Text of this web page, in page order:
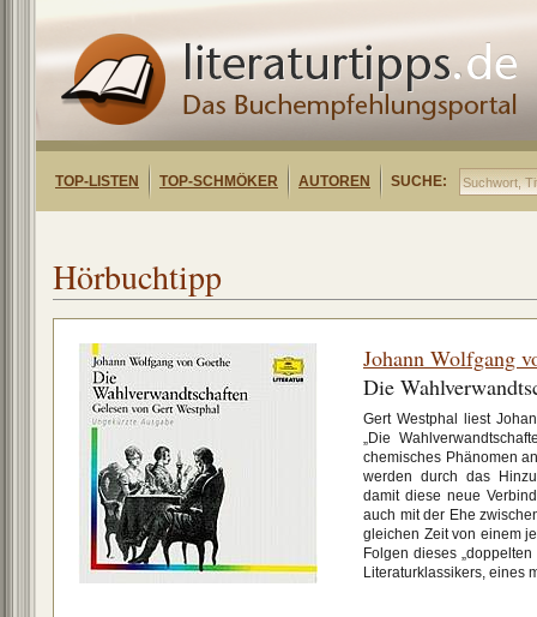
TOP-LISTEN TOP-SCHMÖKER AUTOREN SUCHE:
Hörbuchtipp
Johann Wolfgang
Die
Gert Westphal liest
„Die
chemisches Phänomen
werden durch das
damit diese neue
auch mit der Ehe
gleichen Zeit von einem
Folgen dieses
Literaturklassikers, eines